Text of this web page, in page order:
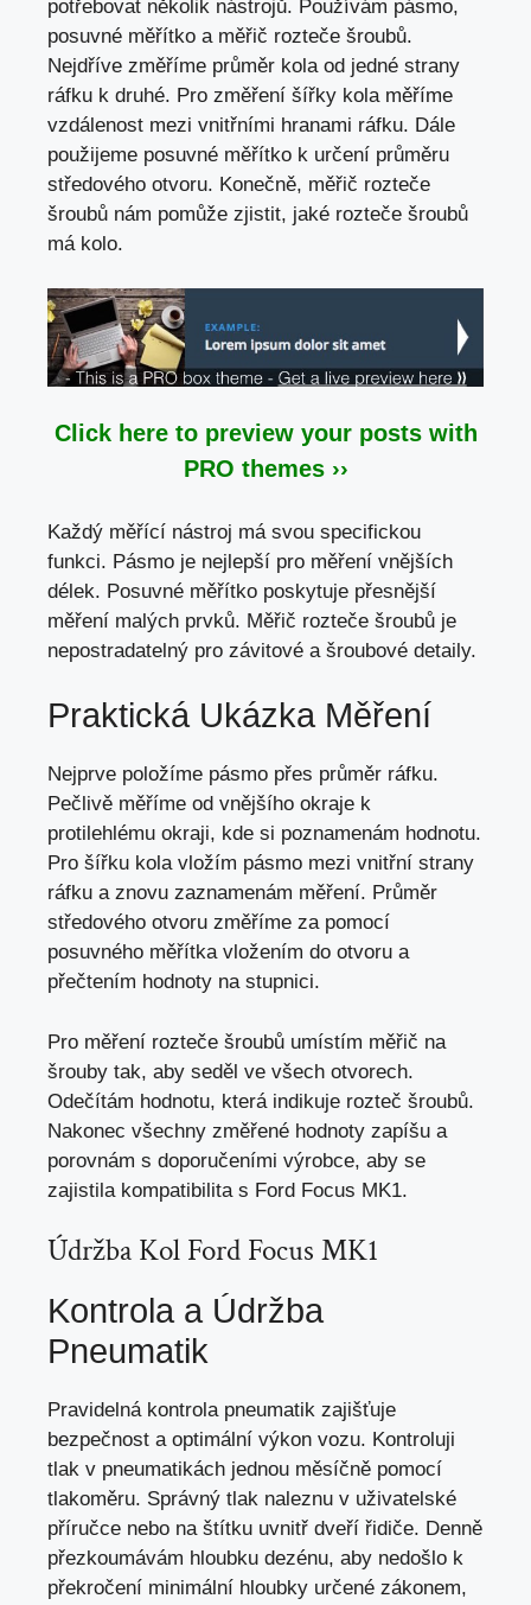
potřebovat několik nástrojů. Používám pásmo,
posuvné měřítko a měřič rozteče šroubů.
Nejdříve změříme průměr kola od jedné strany
ráfku k druhé. Pro změření šířky kola měříme
vzdálenost mezi vnitřními hranami ráfku. Dále
použijeme posuvné měřítko k určení průměru
středového otvoru. Konečně, měřič rozteče
šroubů nám pomůže zjistit, jaké rozteče šroubů
má kolo.
Click here to preview your posts with
PRO themes ››
Každý měřící nástroj má svou specifickou
funkci. Pásmo je nejlepší pro měření vnějších
délek. Posuvné měřítko poskytuje přesnější
měření malých prvků. Měřič rozteče šroubů je
nepostradatelný pro závitové a šroubové detaily.
Praktická Ukázka Měření
Nejprve položíme pásmo přes průměr ráfku.
Pečlivě měříme od vnějšího okraje k
protilehlému okraji, kde si poznamenám hodnotu.
Pro šířku kola vložím pásmo mezi vnitřní strany
ráfku a znovu zaznamenám měření. Průměr
středového otvoru změříme za pomocí
posuvného měřítka vložením do otvoru a
přečtením hodnoty na stupnici.
Pro měření rozteče šroubů umístím měřič na
šrouby tak, aby seděl ve všech otvorech.
Odečítám hodnotu, která indikuje rozteč šroubů.
Nakonec všechny změřené hodnoty zapíšu a
porovnám s doporučeními výrobce, aby se
zajistila kompatibilita s Ford Focus MK1.
Údržba Kol Ford Focus MK1
Kontrola a Údržba
Pneumatik
Pravidelná kontrola pneumatik zajišťuje
bezpečnost a optimální výkon vozu. Kontroluji
tlak v pneumatikách jednou měsíčně pomocí
tlakoměru. Správný tlak naleznu v uživatelské
příručce nebo na štítku uvnitř dveří řidiče. Denně
přezkoumávám hloubku dezénu, aby nedošlo k
překročení minimální hloubky určené zákonem,